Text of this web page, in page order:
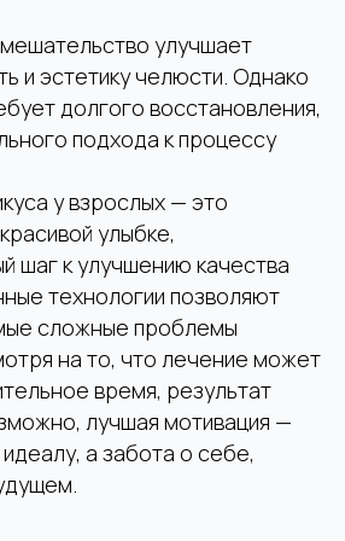
улучшает
и эстетику челюсти. Однако
долгого восстановления,
подхода к процессу
у взрослых — это
улыбке,
шаг к улучшению качества
технологии позволяют
сложные проблемы
на то, что лечение может
время, результат
лучшая мотивация —
а забота о себе,
машине, вы можете
парковкой на
позвоните
шлагбаум